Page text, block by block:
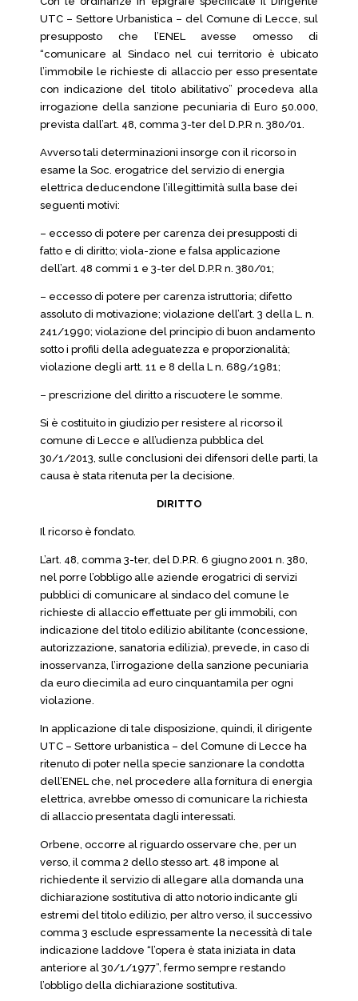
UTC – Settore Urbanistica – del Comune di Lecce, sul
presupposto che l’ENEL avesse omesso di
“comunicare al Sindaco nel cui territorio è ubicato
l’immobile le richieste di allaccio per esso presentate
con indicazione del titolo abilitativo” procedeva alla
irrogazione della sanzione pecuniaria di Euro 50.000,
prevista dall’art. 48, comma 3-ter del D.P.R n. 380/01.
Avverso tali determinazioni insorge con il ricorso in
esame la Soc. erogatrice del servizio di energia
elettrica deducendone l’illegittimità sulla base dei
seguenti motivi:
– eccesso di potere per carenza dei presupposti di
fatto e di diritto; viola-zione e falsa applicazione
dell’art. 48 commi 1 e 3-ter del D.P.R n. 380/01;
– eccesso di potere per carenza istruttoria; difetto
assoluto di motivazione; violazione dell’art. 3 della L. n.
241/1990; violazione del principio di buon andamento
sotto i profili della adeguatezza e proporzionalità;
violazione degli artt. 11 e 8 della L n. 689/1981;
– prescrizione del diritto a riscuotere le somme.
Si è costituito in giudizio per resistere al ricorso il
comune di Lecce e all’udienza pubblica del
30/1/2013, sulle conclusioni dei difensori delle parti, la
causa è stata ritenuta per la decisione.
DIRITTO
Il ricorso è fondato.
L’art. 48, comma 3-ter, del D.P.R. 6 giugno 2001 n. 380,
nel porre l’obbligo alle aziende erogatrici di servizi
pubblici di comunicare al sindaco del comune le
richieste di allaccio effettuate per gli immobili, con
indicazione del titolo edilizio abilitante (concessione,
autorizzazione, sanatoria edilizia), prevede, in caso di
inosservanza, l’irrogazione della sanzione pecuniaria
da euro diecimila ad euro cinquantamila per ogni
violazione.
In applicazione di tale disposizione, quindi, il dirigente
UTC – Settore urbanistica – del Comune di Lecce ha
ritenuto di poter nella specie sanzionare la condotta
dell’ENEL che, nel procedere alla fornitura di energia
elettrica, avrebbe omesso di comunicare la richiesta
di allaccio presentata dagli interessati.
Orbene, occorre al riguardo osservare che, per un
verso, il comma 2 dello stesso art. 48 impone al
richiedente il servizio di allegare alla domanda una
dichiarazione sostitutiva di atto notorio indicante gli
estremi del titolo edilizio, per altro verso, il successivo
comma 3 esclude espressamente la necessità di tale
indicazione laddove “l’opera è stata iniziata in data
anteriore al 30/1/1977”, fermo sempre restando
l’obbligo della dichiarazione sostitutiva.